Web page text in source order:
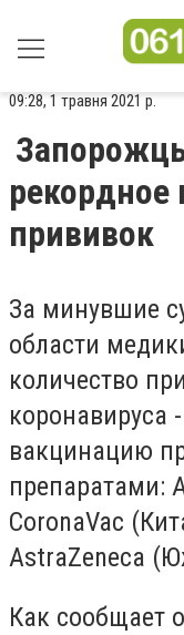
09:28, 1 травня 2021 р.
рекордное
прививок
За минувшие
области
количество
коронавируса
вакцинацию
препаратами:
CoronaVac
AstraZeneca
Как сообщает